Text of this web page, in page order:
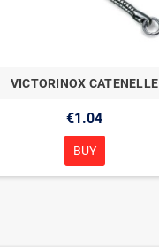
VICTORINOX CATENELLE
€1.04
BUY